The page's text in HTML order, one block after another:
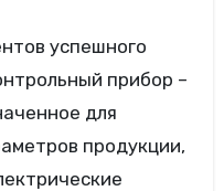
успешного
прибор –
для
продукции,